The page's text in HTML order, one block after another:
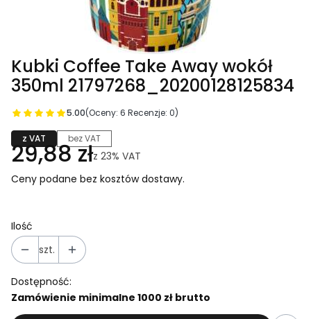
Kubki Coffee Take Away wokół
350ml 21797268_20200128125834
5.00(Oceny: 6 Recenzje: 0)
z VAT bez VAT
29,88 złz 23% VAT
Ceny podane bez kosztów dostawy.
Ilość
szt.
Dostępność:
Zamówienie minimalne 1000 zł brutto